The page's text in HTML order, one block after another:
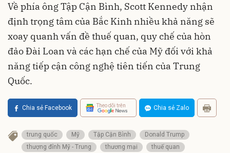
Về phía ông Tập Cận Bình, Scott Kennedy nhận
định trọng tâm của Bắc Kinh nhiều khả năng sẽ
xoay quanh vấn đề thuế quan, quy chế của hòn
đảo Đài Loan và các hạn chế của Mỹ đối với khả
năng tiếp cận công nghệ tiên tiến của Trung
Quốc.
Chia sẻ Facebook Theo dõi trên Chia sẻ Zalo
trung quốc Mỹ Tập Cận Bình
Donald Trump
thượng đỉnh Mỹ - Trung
thương mại thuế quan